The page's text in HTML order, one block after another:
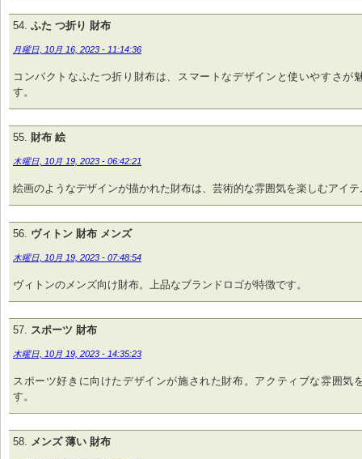
ふた つ折り 財布
月曜日, 10月 16, 2023 - 11:14:36
コンパクトなふたつ折り財布は、スマートなデザインと使いやすさが
す。
財布 絵
木曜日, 10月 19, 2023 - 06:42:21
絵画のようなデザインが描かれた財布は、芸術的な雰囲気を楽しむアイ
ヴィトン 財布 メンズ
木曜日, 10月 19, 2023 - 07:48:54
ヴィトンのメンズ向け財布。上品なブランドロゴが特徴です。
スポーツ 財布
木曜日, 10月 19, 2023 - 14:35:23
スポーツ好きに向けたデザインが施された財布。アクティブな雰囲気
す。
メンズ 薄い 財布